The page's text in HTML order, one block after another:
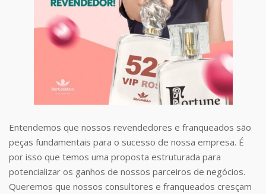
Entendemos que nossos revendedores e franqueados são
peças fundamentais para o sucesso de nossa empresa. É
por isso que temos uma proposta estruturada para
potencializar os ganhos de nossos parceiros de negócios.
Queremos que nossos consultores e franqueados cresçam